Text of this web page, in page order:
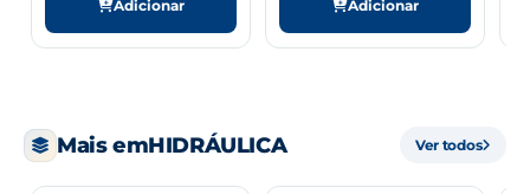
Adicionar Adicionar
Mais emHIDRÁULICA Ver todos